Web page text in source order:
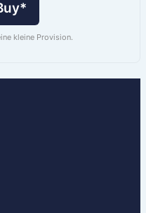
kleine Provision.